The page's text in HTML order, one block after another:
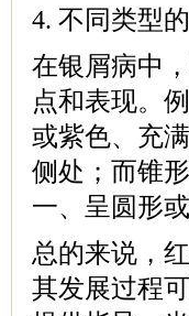
4. 不同类型
在银屑病中
点和表现。
或紫色、充
侧处；而锥
一、呈圆形
总的来说，
其发展过程